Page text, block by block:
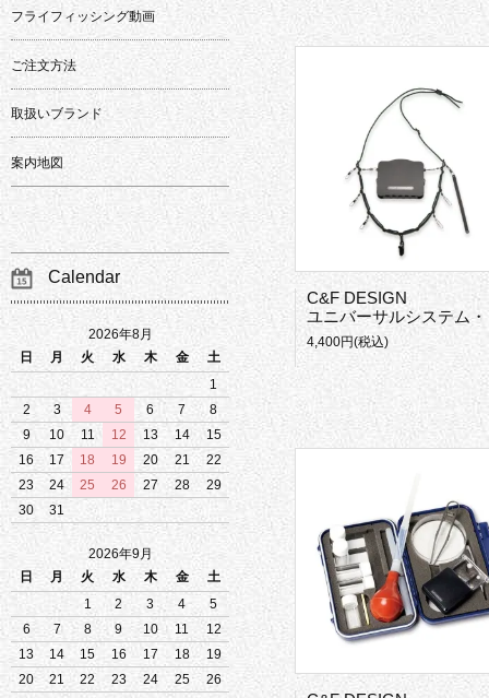
C&F DESIGN
ユニバーサルシステム・ランヤード
4,400円(税込)
フライフィッシング動画
ご注文方法
取扱いブランド
案内地図
Calendar
2026年8月
日
月 火 水 木 金
土
1
2
3 4 5 6 7
8
9
10 11 12 13 14
15
16
17 18 19 20 21
22
23
24 25 26 27 28
29
30
31
2026年9月
日
月 火 水 木 金
土
1
2 3 4
5
6
7 8 9 10 11
12
13
14 15 16 17 18
19
20
21 22 23 24 25
26